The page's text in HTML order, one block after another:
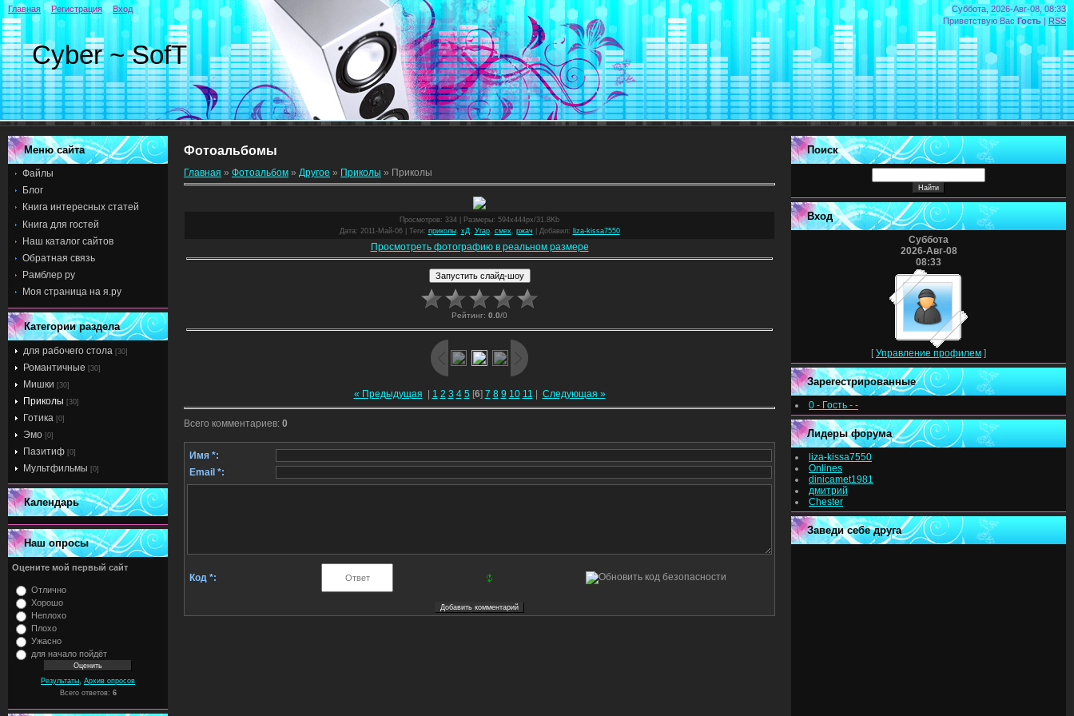
Суббота, 2026-Авг-08, 08:33
Приветствую Вас Гость | RSS
Cyber ~ SofT
Главная Регистрация Вход
Меню сайта
Файлы
Блог
Книга интересных статей
Книга для гостей
Наш каталог сайтов
Обратная связь
Рамблер ру
Моя страница на я.ру
Категории раздела
для рабочего стола [30]
Романтичные [30]
Мишки [30]
Приколы [30]
Готика [0]
Эмо [0]
Пазитиф [0]
Мультфильмы [0]
Календарь
Наш опросы
Оцените мой первый сайт
Отлично
Хорошо
Неплохо
Плохо
Ужасно
для начало пойдёт
Результаты Архив опросов
Всего ответов: 6
Фотоальбомы
Главная » Фотоальбом » Другое » Приколы » Приколы
Просмотров: 334 | Размеры: 594x444px/31.8Kb
Дата: 2011-Май-06 | Теги: приколы, хД Угар, смех ржач Добавил: liza-kissa7550
Просмотреть фотографию в реальном размере
Рейтинг: 0.0/0
« Предыдущая | 1 2 3 4 5 [6] 7 8 9 10 11 | Следующая »
Всего комментариев: 0
Имя *:
Email *:
Код *:
Поиск
Вход
Суббота
2026-Авг-08
08:33
[Управление профилем ]
Зарегестрированные
0 - Гость - -
Лидеры форума
liza-kissa7550
Onlines
dinicamet1981
дмитрий
Chester
Заведи себе друга